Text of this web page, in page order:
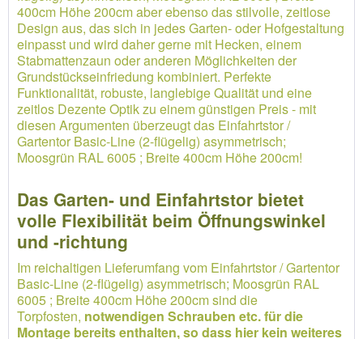
400cm Höhe 200cm aber ebenso das stilvolle, zeitlose
Design aus, das sich in jedes Garten- oder Hofgestaltung
einpasst und wird daher gerne mit Hecken, einem
Stabmattenzaun oder anderen Möglichkeiten der
Grundstückseinfriedung kombiniert. Perfekte
Funktionalität, robuste, langlebige Qualität und eine
zeitlos Dezente Optik zu einem günstigen Preis - mit
diesen Argumenten überzeugt das Einfahrtstor /
Gartentor Basic-Line (2-flügelig) asymmetrisch;
Moosgrün RAL 6005 ; Breite 400cm Höhe 200cm!
Das Garten- und Einfahrtstor bietet
volle Flexibilität beim Öffnungswinkel
und -richtung
Im reichaltigen Lieferumfang vom Einfahrtstor / Gartentor
Basic-Line (2-flügelig) asymmetrisch; Moosgrün RAL
6005 ; Breite 400cm Höhe 200cm sind die
Torpfosten, notwendigen Schrauben etc. für die
Montage bereits enthalten, so dass hier kein weiteres